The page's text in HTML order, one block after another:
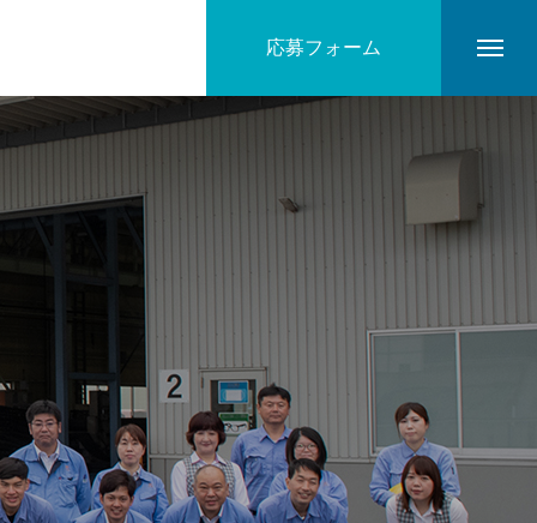
応募フォーム